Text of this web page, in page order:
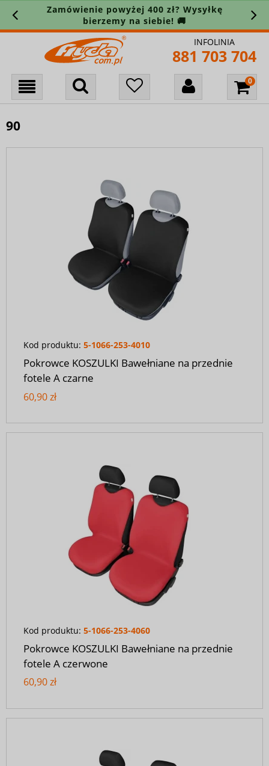
Zamówienie powyżej 400 zł? Wysyłkę
bierzemy na siebie! 🚚
INFOLINIA
881 703 704
90
Kod produktu: 5-1066-253-4010
Pokrowce KOSZULKI Bawełniane na przednie
fotele A czarne
60,90 zł
Kod produktu: 5-1066-253-4060
Pokrowce KOSZULKI Bawełniane na przednie
fotele A czerwone
60,90 zł